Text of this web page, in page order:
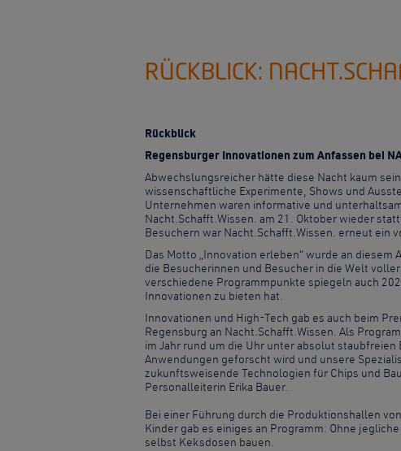
RÜCKBLICK:
Rückblick
Regensburger Innovationen zum Anfassen bei
Abwechslungsreicher hätte diese Nacht kaum
wissenschaftliche Experimente, Shows und
Unternehmen waren informative und
Nacht.Schafft.Wissen. am 21. Oktober wieder
Besuchern war Nacht.Schafft.Wissen. erneut ein
Das Motto „Innovation erleben“ wurde an
die Besucherinnen und Besucher in die Welt
verschiedene Programmpunkte spiegeln auch
Innovationen zu bieten hat.
Innovationen und High-Tech gab es auch beim
Regensburg an Nacht.Schafft.Wissen. Als
im Jahr rund um die Uhr unter absolut
Anwendungen geforscht wird und unsere
zukunftsweisende Technologien für Chips und
Personalleiterin Erika Bauer.
Bei einer Führung durch die Produktionshallen von
Kinder gab es einiges an Programm: Ohne
selbst Keksdosen bauen.